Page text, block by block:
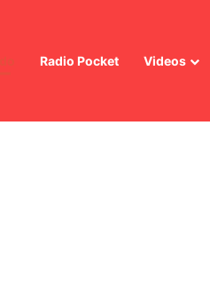
Radio Pocket Videos
de reapertura al precio del petróleo?